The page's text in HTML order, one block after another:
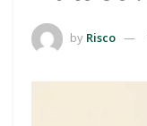
by Risco